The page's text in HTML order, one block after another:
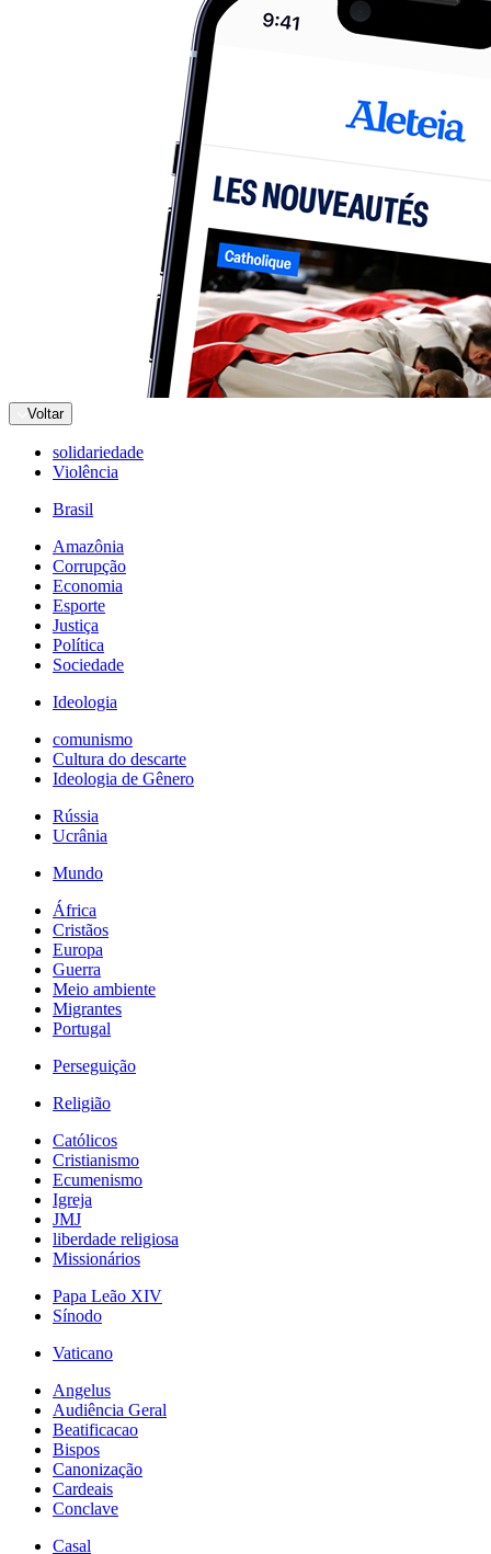
Voltar
solidariedade
Violência
Brasil
Amazônia
Corrupção
Economia
Esporte
Justiça
Política
Sociedade
Ideologia
comunismo
Cultura do descarte
Ideologia de Gênero
Rússia
Ucrânia
Mundo
África
Cristãos
Europa
Guerra
Meio ambiente
Migrantes
Portugal
Perseguição
Religião
Católicos
Cristianismo
Ecumenismo
Igreja
JMJ
liberdade religiosa
Missionários
Papa Leão XIV
Sínodo
Vaticano
Angelus
Audiência Geral
Beatificacao
Bispos
Canonização
Cardeais
Conclave
Casal